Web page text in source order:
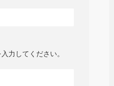
力してください。